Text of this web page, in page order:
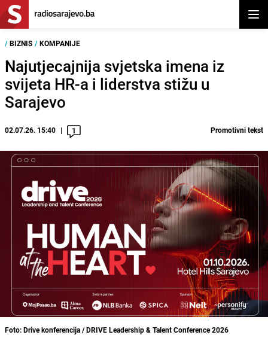
/ BIZNIS / KOMPANIJE
Najutjecajnija svjetska imena iz
svijeta HR-a i liderstva stižu u
Sarajevo
02.07.26. 15:40 1 Promotivni tekst
Foto: Drive konferencija / DRIVE Leadership & Talent Conference 2026